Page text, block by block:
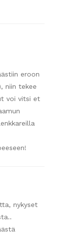
eroon
niin tekee
voi vitsi et
nykyset